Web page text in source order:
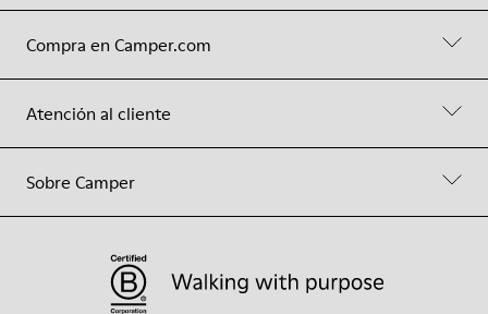
Compra en Camper.com
Atención al cliente
Sobre Camper